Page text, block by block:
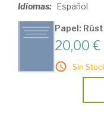
Idiomas: Español
Papel:
20,00 €
Sin